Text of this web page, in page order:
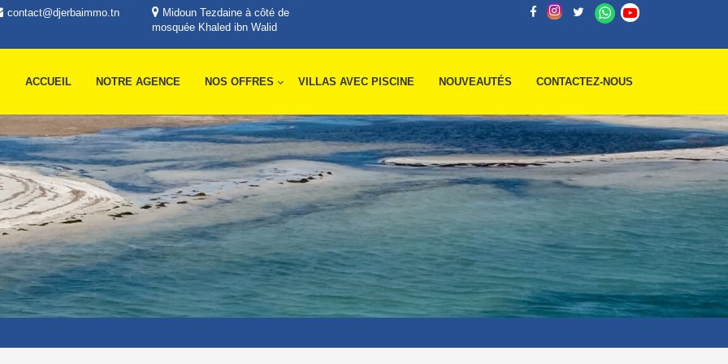
contact@djerbaimmo.tn
Midoun Tezdaine à côté de
mosquée Khaled ibn Walid
ACCUEIL NOTRE AGENCE NOS OFFRES VILLAS AVEC PISCINE NOUVEAUTÉS CONTACTEZ-NOUS